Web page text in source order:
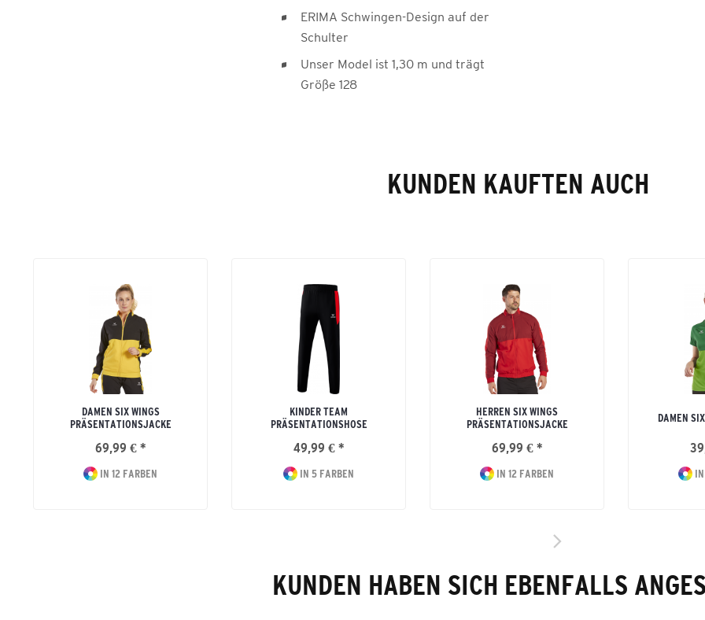
ERIMA Schwingen-Design auf der
Schulter
Unser Model ist 1,30 m und trägt
Größe 128
KUNDEN KAUFTEN AUCH
DAMEN SIX WINGS
PRÄSENTATIONSJACKE
69,99 € *
IN 12 FARBEN
KINDER TEAM
PRÄSENTATIONSHOSE
49,99 € *
IN 5 FARBEN
HERREN SIX WINGS
PRÄSENTATIONSJACKE
69,99 € *
IN 12 FARBEN
DAMEN
KUNDEN HABEN SICH EBENFALLS